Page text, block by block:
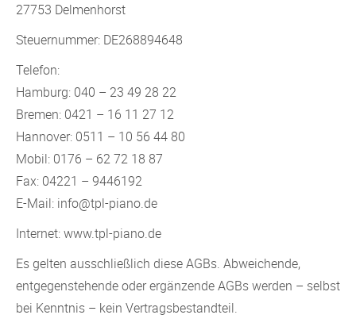
27753 Delmenhorst
Steuernummer: DE268894648
Telefon:
Hamburg: 040 – 23 49 28 22
Bremen: 0421 – 16 11 27 12
Hannover: 0511 – 10 56 44 80
Mobil: 0176 – 62 72 18 87
Fax: 04221 – 9446192
E-Mail: info@tpl-piano.de
Internet: www.tpl-piano.de
Es gelten ausschließlich diese AGBs. Abweichende,
entgegenstehende oder ergänzende AGBs werden – selbst
bei Kenntnis – kein Vertragsbestandteil.